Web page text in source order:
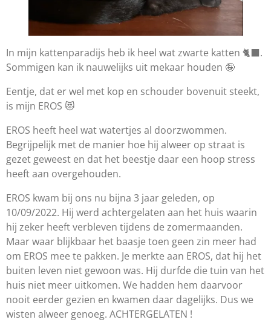
In mijn kattenparadijs heb ik heel wat zwarte katten 🐈‍⬛.
Sommigen kan ik nauwelijks uit mekaar houden 🤪
Eentje, dat er wel met kop en schouder bovenuit steekt,
is mijn EROS 😻
EROS heeft heel wat watertjes al doorzwommen.
Begrijpelijk met de manier hoe hij alweer op straat is
gezet geweest en dat het beestje daar een hoop stress
heeft aan overgehouden.
EROS kwam bij ons nu bijna 3 jaar geleden, op
10/09/2022. Hij werd achtergelaten aan het huis waarin
hij zeker heeft verbleven tijdens de zomermaanden.
Maar waar blijkbaar het baasje toen geen zin meer had
om EROS mee te pakken. Je merkte aan EROS, dat hij het
buiten leven niet gewoon was. Hij durfde die tuin van het
huis niet meer uitkomen. We hadden hem daarvoor
nooit eerder gezien en kwamen daar dagelijks. Dus we
wisten alweer genoeg. ACHTERGELATEN !